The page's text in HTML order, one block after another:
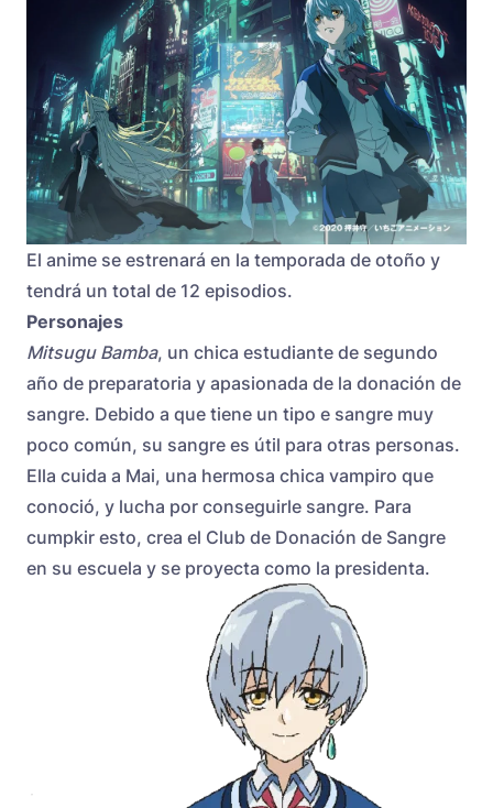
El anime se estrenará en la temporada de otoño y
tendrá un total de 12 episodios.
Personajes
Mitsugu Bamba, un chica estudiante de segundo
año de preparatoria y apasionada de la donación de
sangre. Debido a que tiene un tipo e sangre muy
poco común, su sangre es útil para otras personas.
Ella cuida a Mai, una hermosa chica vampiro que
conoció, y lucha por conseguirle sangre. Para
cumpkir esto, crea el Club de Donación de Sangre
en su escuela y se proyecta como la presidenta.